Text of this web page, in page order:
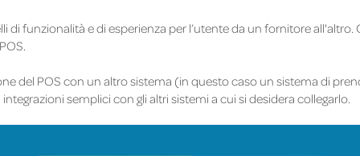
di funzionalità e di esperienza per l’utente da un fornitore
del POS con un altro sistema (in questo caso un sistema di
semplici con gli altri sistemi a cui si desidera collegarlo.